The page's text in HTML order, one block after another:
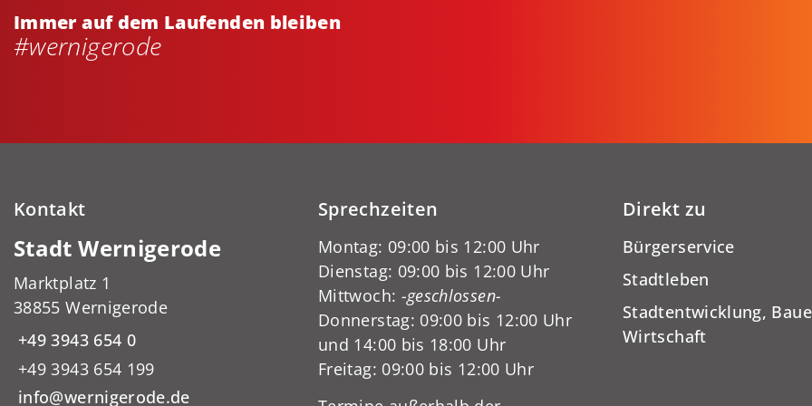
Immer auf dem Laufenden bleiben
#wernigerode
Kontakt
Stadt Wernigerode
Marktplatz 1
38855 Wernigerode
+49 3943 654 0
+49 3943 654 199
info@wernigerode.de
Sprechzeiten
Montag: 09:00 bis 12:00 Uhr
Dienstag: 09:00 bis 12:00 Uhr
Mittwoch: -geschlossen-
Donnerstag: 09:00 bis 12:00 Uhr
und 14:00 bis 18:00 Uhr
Freitag: 09:00 bis 12:00 Uhr
Direkt zu
Bürgerservice
Stadtleben
Stadtentwicklung,
Wirtschaft